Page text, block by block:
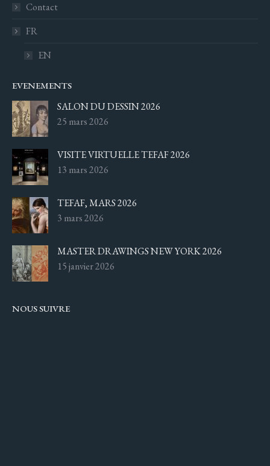
Contact
FR
EN
EVENEMENTS
SALON DU DESSIN 2026
25 mars 2026
VISITE VIRTUELLE TEFAF 2026
13 mars 2026
TEFAF, MARS 2026
3 mars 2026
MASTER DRAWINGS NEW YORK 2026
15 janvier 2026
NOUS SUIVRE